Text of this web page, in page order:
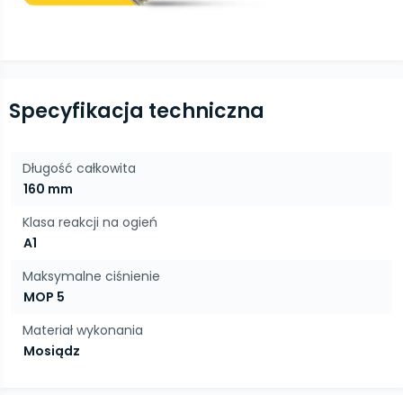
Specyfikacja techniczna
Długość całkowita
160 mm
Klasa reakcji na ogień
A1
Maksymalne ciśnienie
MOP 5
Materiał wykonania
Mosiądz